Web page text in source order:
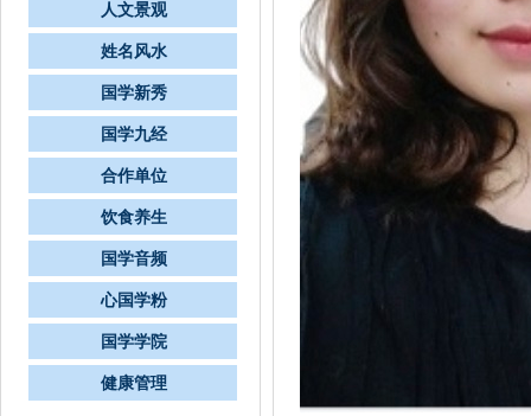
人文景观
姓名风水
国学新秀
国学九经
合作单位
饮食养生
国学音频
心国学粉
国学学院
健康管理